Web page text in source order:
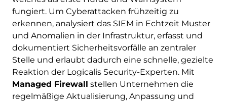
fungiert. Um Cyberattacken frühzeitig zu
erkennen, analysiert das SIEM in Echtzeit Muster
und Anomalien in der Infrastruktur, erfasst und
dokumentiert Sicherheits­vorfälle an zentraler
Stelle und erlaubt dadurch eine schnelle, gezielte
Reaktion der Logicalis Security-Experten. Mit
Managed Firewall stellen Unternehmen die
regelmäßige Aktualisierung, Anpassung und